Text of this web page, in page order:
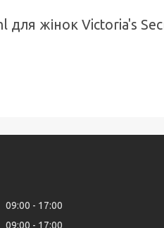
для жінок Victoria's
09:00
17:00
09:00 17:00